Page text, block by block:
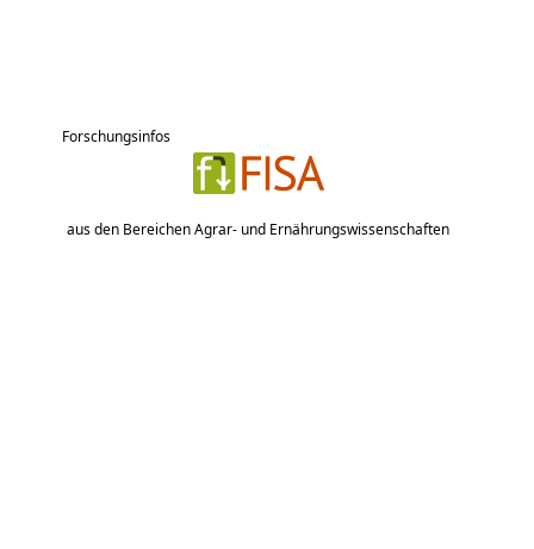
Forschungsinfos
aus den Bereichen Agrar- und Ernährungswissenschaften